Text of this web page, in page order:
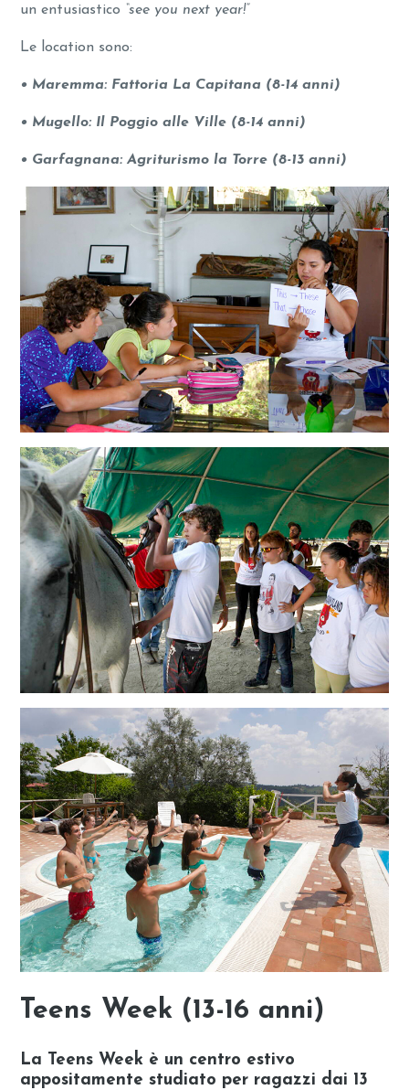
un entusiastico “see you next year!”
Le location sono:
• Maremma: Fattoria La Capitana (8-14 anni)
• Mugello: Il Poggio alle Ville (8-14 anni)
• Garfagnana: Agriturismo la Torre (8-13 anni)
Teens Week (13-16 anni)
La Teens Week è un centro estivo
appositamente studiato per ragazzi dai 13